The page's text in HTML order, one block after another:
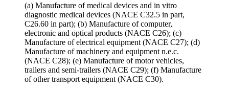
(a) Manufacture of medical devices and in vitro
diagnostic medical devices (NACE C32.5 in part,
C26.60 in part); (b) Manufacture of computer,
electronic and optical products (NACE C26); (c)
Manufacture of electrical equipment (NACE C27); (d)
Manufacture of machinery and equipment n.e.c.
(NACE C28); (e) Manufacture of motor vehicles,
trailers and semi-trailers (NACE C29); (f) Manufacture
of other transport equipment (NACE C30).